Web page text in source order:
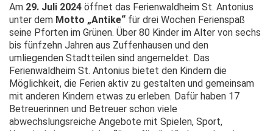
Am 29. Juli 2024 öffnet das Ferienwaldheim St. Antonius
unter dem Motto „Antike“ für drei Wochen Ferienspaß
seine Pforten im Grünen. Über 80 Kinder im Alter von sechs
bis fünfzehn Jahren aus Zuffenhausen und den
umliegenden Stadtteilen sind angemeldet. Das
Ferienwaldheim St. Antonius bietet den Kindern die
Möglichkeit, die Ferien aktiv zu gestalten und gemeinsam
mit anderen Kindern etwas zu erleben. Dafür haben 17
Betreuerinnen und Betreuer schon viele
abwechslungsreiche Angebote mit Spielen, Sport,